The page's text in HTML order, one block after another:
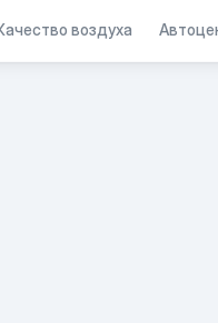
воздуха